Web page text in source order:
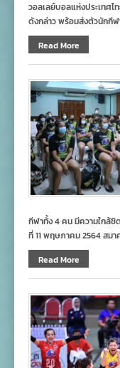
วอลเลย์บอลแห่งประเทศ
ดังกล่าว พร้อมส่งตัวนักกีฬ
Read More
กีฬาทั้ง 4 คน มีความใกล้ชิ
ที่ 11 พฤษภาคม 2564 สม
Read More